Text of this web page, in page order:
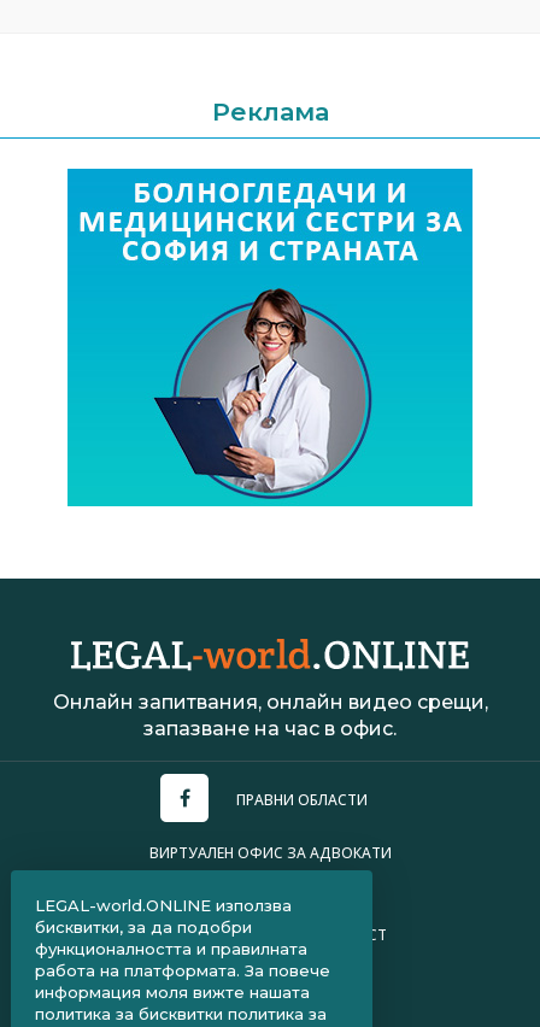
Реклама
Онлайн запитвания, онлайн видео срещи,
запазване на час в офис.
ПРАВНИ ОБЛАСТИ
ВИРТУАЛЕН ОФИС ЗА АДВОКАТИ
ПОЛИТИКА ЗА ПОВЕРИТЕЛНОСТ
ЧЗВ ЗА КЛИЕНТИ
ЧЗВ ЗА АДВОКАТИ
LEGAL-world.ONLINE използва
бисквитки, за да подобри
функционалността и правилната
работа на платформата. За повече
информация моля вижте нашата
политика за бисквитки политика за